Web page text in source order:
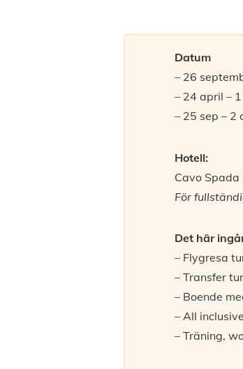
Datum
– 26
– 24 april –
– 25 sep – 2
Hotell:
Cavo Spada
För
Det här
– Flygresa
– Transfer
– Boende
– All
– Träning,